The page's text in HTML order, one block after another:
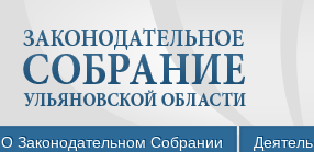
О Законодательном Собрании